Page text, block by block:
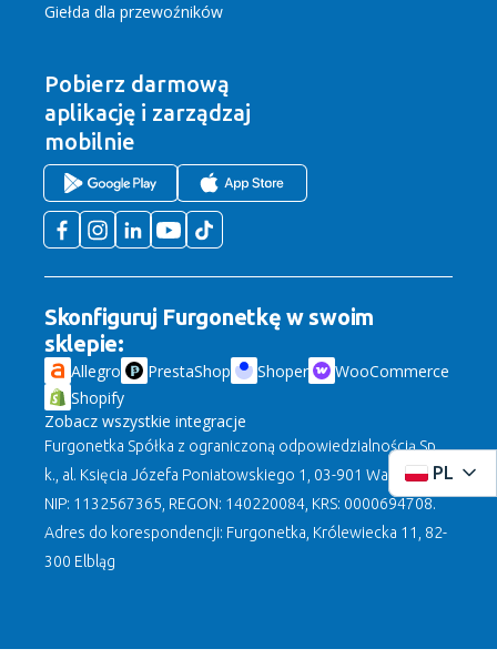
PL
Giełda dla przewoźników
Pobierz darmową
aplikację i zarządzaj
mobilnie
Skonfiguruj Furgonetkę w swoim
sklepie:
Allegro PrestaShop Shoper
WooCommerce
Shopify
Zobacz wszystkie integracje
Furgonetka Spółka z ograniczoną odpowiedzialnością Sp.
k., al. Księcia Józefa Poniatowskiego 1, 03-901 Warszawa,
NIP: 1132567365, REGON: 140220084, KRS: 0000694708.
Adres do korespondencji: Furgonetka, Królewiecka 11, 82-
300 Elbląg